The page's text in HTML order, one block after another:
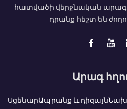
հատվածի վերջնական
դրանք հեշտ են
Արագ
ՍցենարԱպրանք և դիզայն